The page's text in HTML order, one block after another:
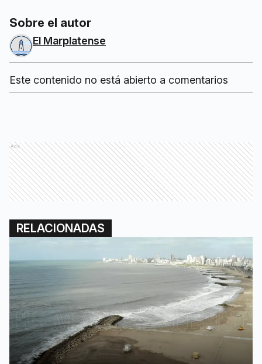
Sobre el autor
El Marplatense
Este contenido no está abierto a comentarios
Ads
RELACIONADAS